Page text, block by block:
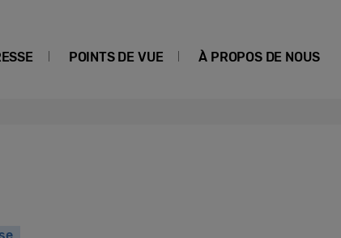
POINTS DE VUE À PROPOS DE NOUS